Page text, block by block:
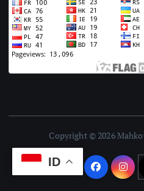
Copyright © 2026
ID